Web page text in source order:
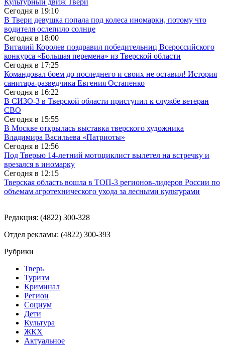
Сегодня в 19:10
В Твери девушка попала под колеса иномарки, потому что
водителя ослепило солнце
Сегодня в 18:00
Виталий Королев поздравил победительниц Всероссийского
конкурса «Большая перемена» из Тверской области
Сегодня в 17:25
Командовал боем до последнего и своих не оставил! История
санитара-разведчика Евгения Остапенко
Сегодня в 16:22
В СИЗО-3 в Тверской области приступил к службе ветеран
СВО
Сегодня в 15:55
В Москве открылась выставка тверского художника
Владимира Васильева «Патриоты»
Сегодня в 12:56
Под Тверью 14-летний мотоциклист вылетел на встречку и
врезался в иномарку
Сегодня в 12:15
Тверская область вошла в ТОП-3 регионов-лидеров России по
объемам агротехнического ухода за лесными культурами
Редакция: (4822) 300-328
Отдел рекламы: (4822) 300-393
Рубрики
Тверь
Туризм
Криминал
Регион
Социум
Дети
Культура
ЖКХ
Актуальное